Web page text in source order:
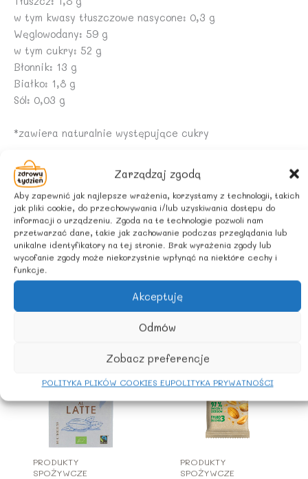
Zarządzaj zgodą
Aby zapewnić jak najlepsze wrażenia, korzystamy z technologii, takich
jak pliki cookie, do przechowywania i/lub uzyskiwania dostępu do
informacji o urządzeniu. Zgoda na te technologie pozwoli nam
przetwarzać dane, takie jak zachowanie podczas przeglądania lub
unikalne identyfikatory na tej stronie. Brak wyrażenia zgody lub
wycofanie zgody może niekorzystnie wpłynąć na niektóre cechy i
funkcje.
Akceptuję
Odmów
Zobacz preferencje
POLITYKA PLIKÓW COOKIES EUPOLITYKA PRYWATNOŚCI
w tym kwasy tłuszczowe nasycone: 0,3 g
Węglowodany: 59 g
w tym cukry: 52 g
Błonnik: 13 g
Białko: 1,8 g
Sól: 0,03 g
*zawiera naturalnie występujące cukry
ZALECANE WARUNKI PRZECHOWYWANIA
Przechowywać w suchym miejscu, chronić przed
ciepłem. Po otwarciu spożyć w ciągu 3 dni.
Podobne produkty
PRODUKTY
SPOŻYWCZE
PRODUKTY
SPOŻYWCZE